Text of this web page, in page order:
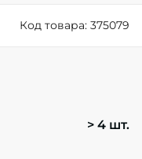
(099)-643-33-77
Код товара: 375079
> 4 шт.